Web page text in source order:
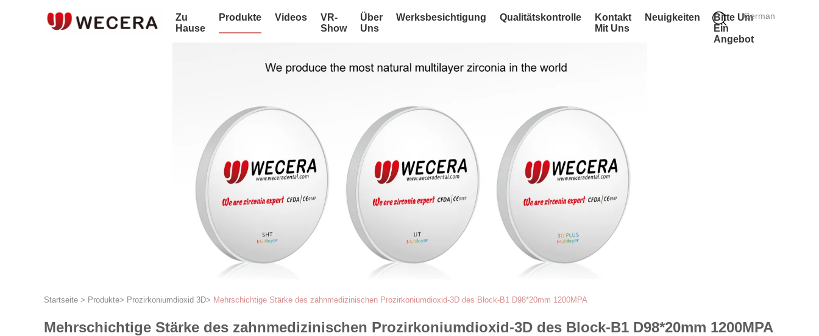
German
Zu
Hause
Produkte Videos
VR-
Show
Über
Uns
Werksbesichtigung Qualitätskontrolle
Kontakt
Mit Uns
Neuigkeiten
Bitte Um
Ein
Angebot
Startseite > Produkte> Prozirkoniumdioxid 3D> Mehrschichtige Stärke des zahnmedizinischen Prozirkoniumdioxid-3D des Block-B1 D98*20mm 1200MPA
Mehrschichtige Stärke des zahnmedizinischen Prozirkoniumdioxid-3D des Block-B1 D98*20mm 1200MPA